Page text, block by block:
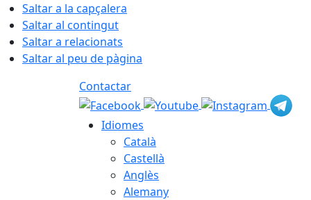
Saltar a la capçalera
Saltar al contingut
Saltar a relacionats
Saltar al peu de pàgina
Contactar
Idiomes
Català
Castellà
Anglès
Alemany